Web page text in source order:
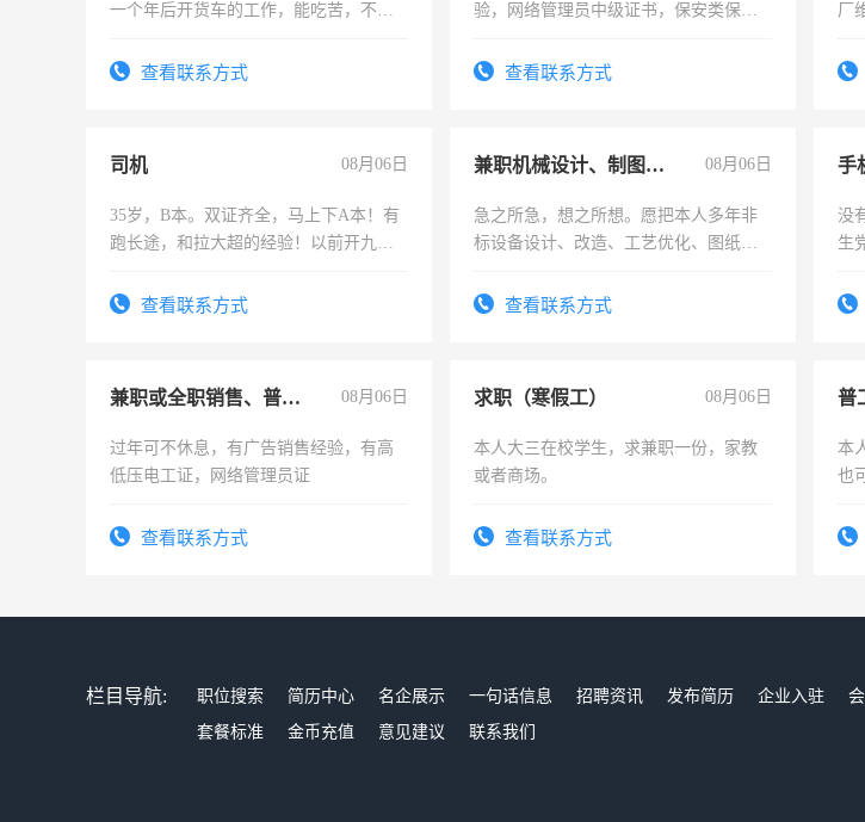
一个年后开货车的工作，能吃苦，不怕
查看联系方式
验，网络管理员中级证书，保安类保安
有高低压电工证和十几年工作经验
查看联系方式
厂
电
司机 08月06日
35岁，B本。双证齐全，马上下A本！有
跑长途，和拉大超的经验！以前开九米
查看联系方式
兼职机械设计、制图、设备改造 08月06日
急之所急，想之所想。愿把本人多年非
标设备设计、改造、工艺优化、图纸制
结识有识之士，共享未来。
查看联系方式
手
没
生
勤
兼职或全职销售、普工、维修 08月06日
过年可不休息，有广告销售经验，有高
低压电工证，网络管理员证
查看联系方式
求职（寒假工） 08月06日
本人大三在校学生，求兼职一份，家教
或者商场。
查看联系方式
普
本
也
栏目导航: 职位搜索 简历中心 名企展示 一句话信息 招聘资讯 发布简历 企业入驻
套餐标准
金币充值 意见建议 联系我们